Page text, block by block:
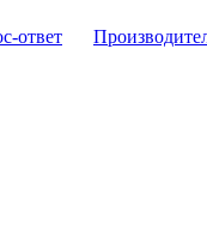
ответ